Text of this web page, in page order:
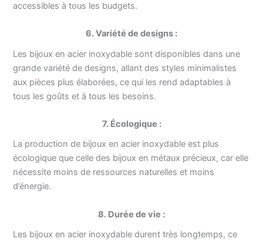
accessibles à tous les budgets.
6. Variété de designs :
Les bijoux en acier inoxydable sont disponibles dans une
grande variété de designs, allant des styles minimalistes
aux pièces plus élaborées, ce qui les rend adaptables à
tous les goûts et à tous les besoins.
7. Écologique :
La production de bijoux en acier inoxydable est plus
écologique que celle des bijoux en métaux précieux, car elle
nécessite moins de ressources naturelles et moins
d’énergie.
8. Durée de vie :
Les bijoux en acier inoxydable durent très longtemps, ce